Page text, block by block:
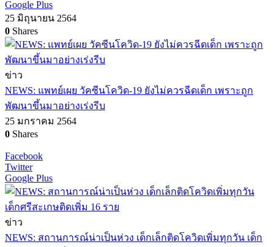
Google Plus
25 มิถุนายน 2564
0 Shares
ข่าว
NEWS: แพทย์เผย วัคซีนโควิด-19 ยังไม่ควรฉีดเด็ก เพราะถูก
พัฒนาขึ้นมาอย่างเร่งรีบ
25 มกราคม 2564
0 Shares
Facebook
Twitter
Google Plus
ข่าว
NEWS: สถานการณ์น่าเป็นห่วง เด็กเล็กติดโควิดเพิ่มทุกวัน เด็ก